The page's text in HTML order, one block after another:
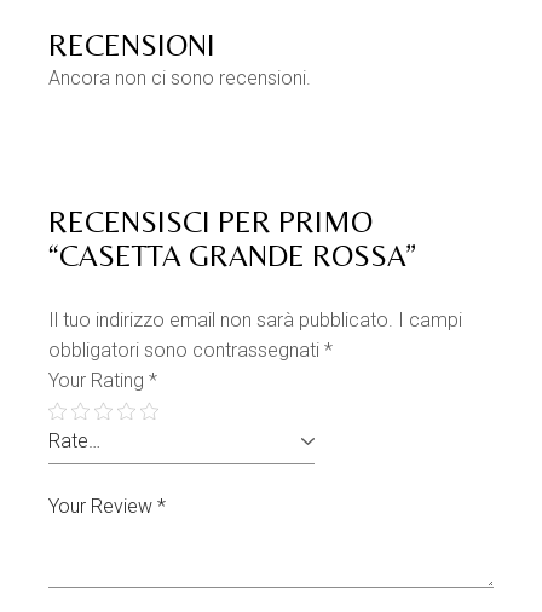
RECENSIONI
Ancora non ci sono recensioni.
RECENSISCI PER PRIMO
“CASETTA GRANDE ROSSA”
Il tuo indirizzo email non sarà pubblicato. I campi
obbligatori sono contrassegnati*
Your Rating*